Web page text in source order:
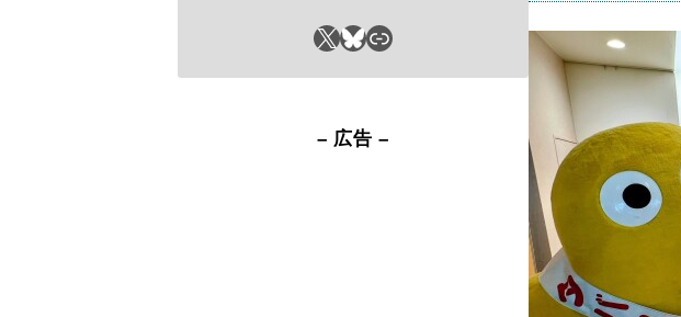
X Bluesky リンク
– 広告 –